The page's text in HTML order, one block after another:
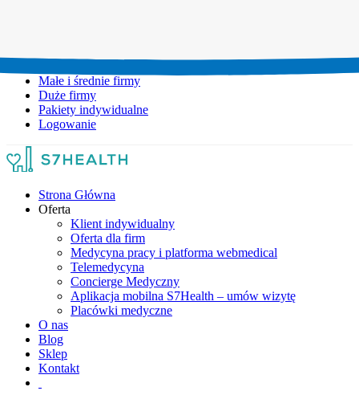
Małe i średnie firmy
Duże firmy
Pakiety indywidualne
Logowanie
Strona Główna
Oferta
Klient indywidualny
Oferta dla firm
Medycyna pracy i platforma webmedical
Telemedycyna
Concierge Medyczny
Aplikacja mobilna S7Health – umów wizytę
Placówki medyczne
O nas
Blog
Sklep
Kontakt